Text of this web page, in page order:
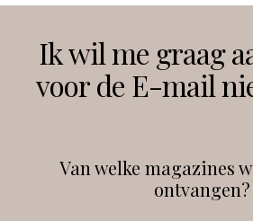
Instagram
Ik wil me graag
voor de E-mail
Van welke magazines
ontvangen?